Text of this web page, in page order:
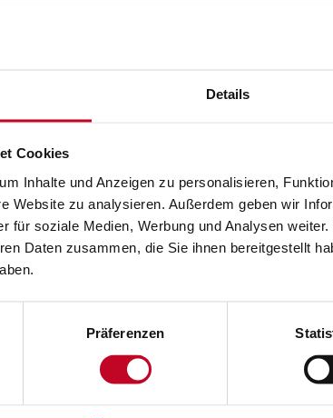
Details
Cookies
Inhalte und Anzeigen zu personalisieren,
Website zu analysieren. Außerdem geben wir
für soziale Medien, Werbung und Analysen
Daten zusammen, die Sie ihnen bereitgestellt
Präferenzen
In den Zimmern finden sich die
ihre Funktionalität. Der großzügige
Aufenthalte. Für ein unvergleichliches
, die optimalen Liegekomfort und